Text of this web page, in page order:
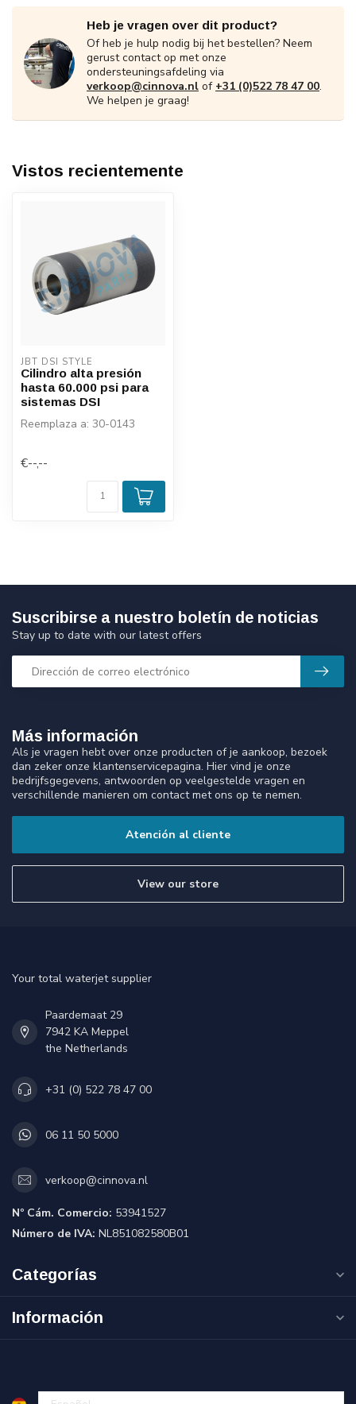
Heb je vragen over dit product?
Of heb je hulp nodig bij het bestellen? Neem
gerust contact op met onze
ondersteuningsafdeling via
verkoop@cinnova.nl of +31 (0)522 78 47 00.
We helpen je graag!
Vistos recientemente
JBT DSI STYLE
Cilindro alta presión
hasta 60.000 psi para
sistemas DSI
Reemplaza a: 30-0143
€--,--
Más información
Als je vragen hebt over onze producten of je aankoop, bezoek
dan zeker onze klantenservicepagina. Hier vind je onze
bedrijfsgegevens, antwoorden op veelgestelde vragen en
verschillende manieren om contact met ons op te nemen.
Atención al cliente
View our store
Suscribirse a nuestro boletín de noticias
Stay up to date with our latest offers
Your total waterjet supplier
Paardemaat 29
7942 KA Meppel
the Netherlands
+31 (0) 522 78 47 00
06 11 50 5000
verkoop@cinnova.nl
Nº Cám. Comercio: 53941527
Número de IVA: NL851082580B01
Categorías
Información